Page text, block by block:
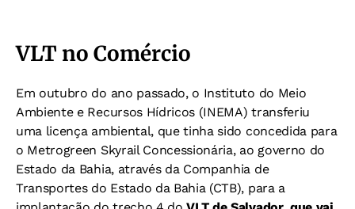
VLT no Comércio
Em outubro do ano passado, o Instituto do Meio
Ambiente e Recursos Hídricos (INEMA) transferiu
uma licença ambiental, que tinha sido concedida para
o Metrogreen Skyrail Concessionária, ao governo do
Estado da Bahia, através da Companhia de
Transportes do Estado da Bahia (CTB), para a